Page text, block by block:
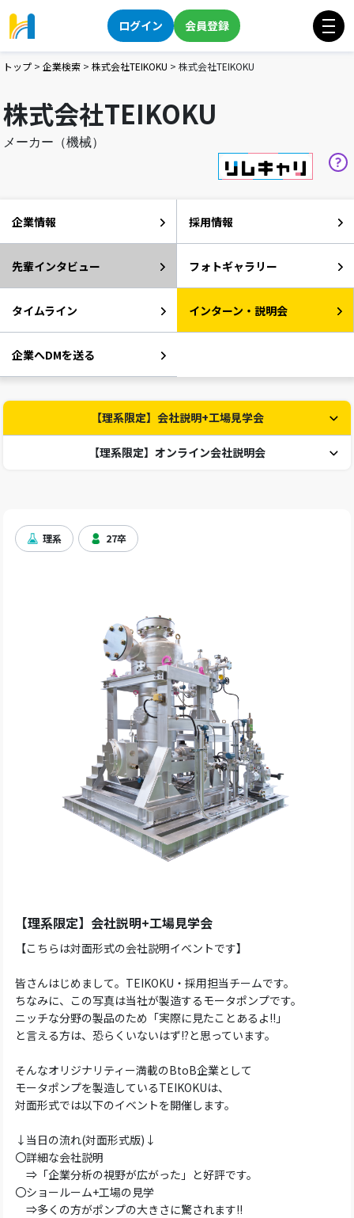
ログイン 会員登録
トップ > 企業検索 > 株式会社TEIKOKU > 株式会社TEIKOKU
株式会社TEIKOKU
メーカー（機械）
企業情報 採用情報
先輩インタビュー フォトギャラリー
タイムライン インターン・説明会
企業へDMを送る
【理系限定】会社説明+工場見学会
【理系限定】オンライン会社説明会
理系 27卒
【理系限定】会社説明+工場見学会
【こちらは対面形式の会社説明イベントです】
皆さんはじめまして。TEIKOKU・採用担当チームです。
ちなみに、この写真は当社が製造するモータポンプです。
ニッチな分野の製品のため「実際に見たことあるよ!!」
と言える方は、恐らくいないはず!?と思っています。
そんなオリジナリティー満載のBtoB企業として
モータポンプを製造しているTEIKOKUは、
対面形式では以下のイベントを開催します。
↓当日の流れ(対面形式版)↓
〇詳細な会社説明
⇒「企業分析の視野が広がった」と好評です。
〇ショールーム+工場の見学
⇒多くの方がポンプの大きさに驚されます!!